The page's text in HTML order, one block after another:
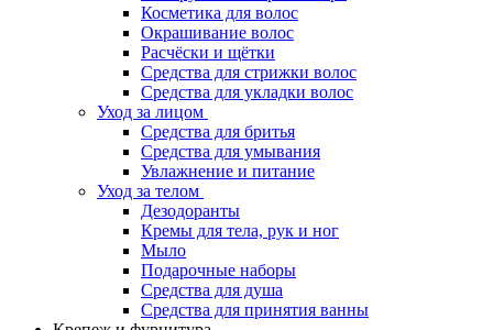
Косметика для волос
Окрашивание волос
Расчёски и щётки
Средства для стрижки волос
Средства для укладки волос
Уход за лицом
Средства для бритья
Средства для умывания
Увлажнение и питание
Уход за телом
Дезодоранты
Кремы для тела, рук и ног
Мыло
Подарочные наборы
Средства для душа
Средства для принятия ванны